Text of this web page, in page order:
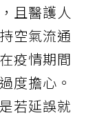
且醫護人
空氣流通
疫情期間
度擔心。
若延誤就